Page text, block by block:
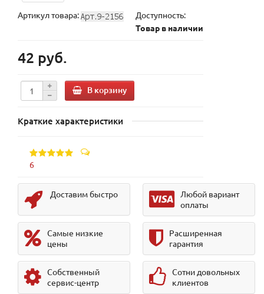
Артикул товара:
Доступность:
Товар в наличии
42 руб.
В корзину
Краткие характеристики
6
Доставим быстро
Любой вариант
оплаты
Самые низкие
цены
Расширенная
гарантия
Собственный
сервис-центр
Сотни довольных
клиентов